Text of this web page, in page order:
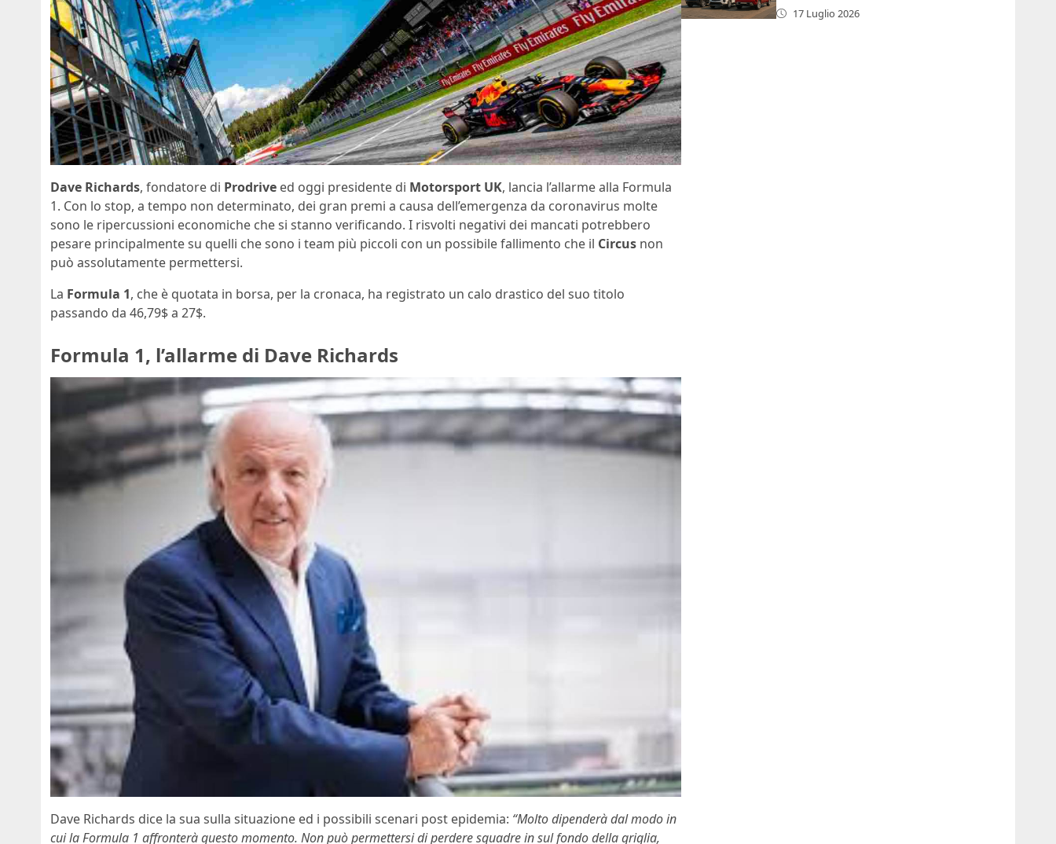
Dave Richards, fondatore di Prodrive ed oggi presidente di Motorsport UK, lancia l’allarme alla Formula
1. Con lo stop, a tempo non determinato, dei gran premi a causa dell’emergenza da coronavirus molte
sono le ripercussioni economiche che si stanno verificando. I risvolti negativi dei mancati potrebbero
pesare principalmente su quelli che sono i team più piccoli con un possibile fallimento che il Circus non
può assolutamente permettersi.
La Formula 1, che è quotata in borsa, per la cronaca, ha registrato un calo drastico del suo titolo
passando da 46,79$ a 27$.
Formula 1, l’allarme di Dave Richards
Dave Richards dice la sua sulla situazione ed i possibili scenari post epidemia: “Molto dipenderà dal modo in
cui la Formula 1 affronterà questo momento. Non può permettersi di perdere squadre in sul fondo della griglia,
17 Luglio 2026